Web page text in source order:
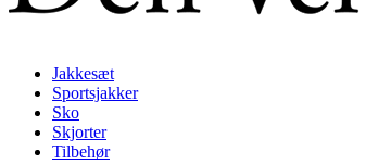
Jakkesæt
Sportsjakker
Sko
Skjorter
Tilbehør